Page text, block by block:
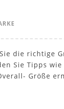
die richtige
Sie Tipps
Größe